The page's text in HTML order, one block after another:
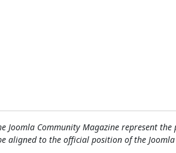
Joomla Community Magazine represent
aligned to the official position of the